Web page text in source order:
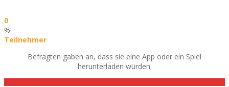
0
%
Teilnehmer
Befragten gaben an, dass sie eine App oder ein Spiel
herunterladen würden.